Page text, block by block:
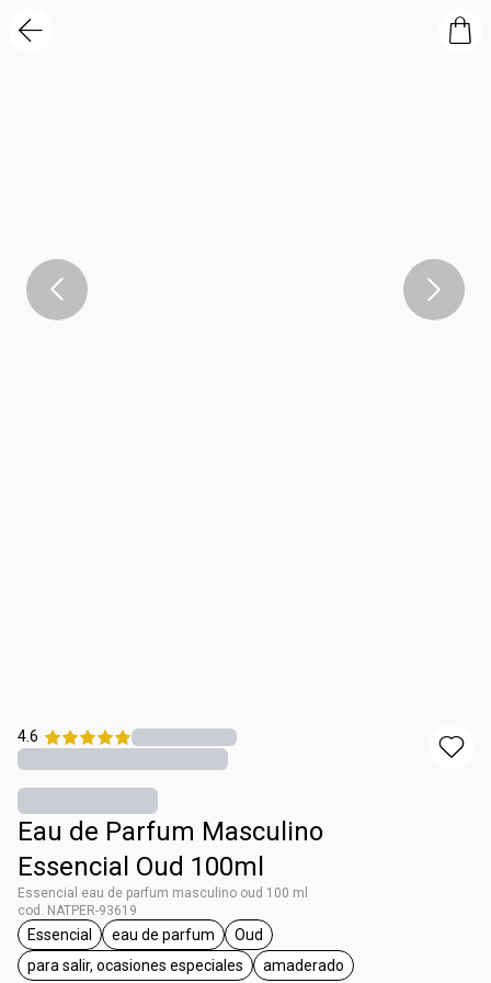
4.6
Eau de Parfum Masculino
Essencial Oud 100ml
Essencial eau de parfum masculino oud 100 ml
cod. NATPER-93619
etiqueta Essencial
Essencial
etiqueta eau de parfum
eau de parfum
etiqueta Oud
Oud
etiqueta para salir, ocasiones especiales
para salir, ocasiones especiales
etiqueta amaderado
amaderado